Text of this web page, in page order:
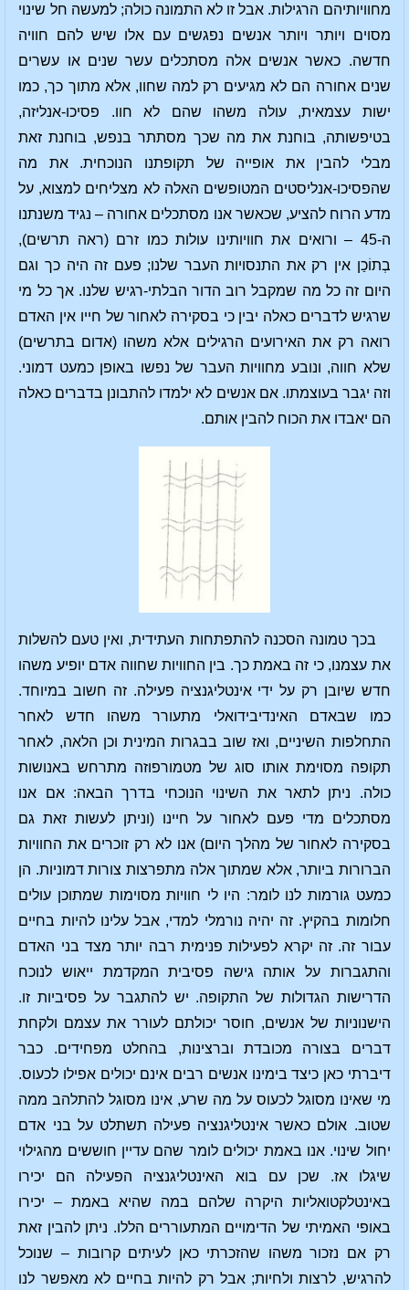
מחוויותיהם הרגילות. אבל זו לא התמונה כולה; למעשה חל שינוי
מסוים ויותר ויותר אנשים נפגשים עם אלו שיש להם חוויה
חדשה. כאשר אנשים אלה מסתכלים עשר שנים או עשרים
שנים אחורה הם לא מגיעים רק למה שחוו, אלא מתוך כך, כמו
ישות עצמאית, עולה משהו שהם לא חוו. פסיכו-אנליזה,
בטיפשותה, בוחנת את מה שכך מסתתר בנפש, בוחנת זאת
מבלי להבין את אופייה של תקופתנו הנוכחית. את מה
שהפסיכו-אנליסטים המטופשים האלה לא מצליחים למצוא, על
מדע הרוח להציע, שכאשר אנו מסתכלים אחורה – נגיד משנתנו
ה-45 – ורואים את חוויותינו עולות כמו זרם (ראה תרשים),
בְתוֹכַן אין רק את התנסויות העבר שלנו; פעם זה היה כך וגם
היום זה כל מה שמקבל רוב הדור הבלתי-רגיש שלנו. אך כל מי
שרגיש לדברים כאלה יבין כי בסקירה לאחור של חייו אין האדם
רואה רק את האירועים הרגילים אלא משהו (אדום בתרשים)
שלא חווה, ונובע מחוויות העבר של נפשו באופן כמעט דמוני.
וזה יגבר בעוצמתו. אם אנשים לא ילמדו להתבונן בדברים כאלה
הם יאבדו את הכוח להבין אותם.
בכך טמונה הסכנה להתפתחות העתידית, ואין טעם להשלות
את עצמנו, כי זה באמת כך. בין החוויות שחווה אדם יופיע משהו
חדש שיובן רק על ידי אינטליגנציה פעילה. זה חשוב במיוחד.
כמו שבאדם האינדיבידואלי מתעורר משהו חדש לאחר
התחלפות השיניים, ואז שוב בבגרות המינית וכן הלאה, לאחר
תקופה מסוימת אותו סוג של מטמורפוזה מתרחש באנושות
כולה. ניתן לתאר את השינוי הנוכחי בדרך הבאה: אם אנו
מסתכלים מדי פעם לאחור על חיינו (וניתן לעשות זאת גם
בסקירה לאחור של מהלך היום) אנו לא רק זוכרים את החוויות
הברורות ביותר, אלא שמתוך אלה מתפרצות צורות דמוניות. הן
כמעט גורמות לנו לומר: היו לי חוויות מסוימות שמתוכן עולים
חלומות בהקיץ. זה יהיה נורמלי למדי, אבל עלינו להיות בחיים
עבור זה. זה יקרא לפעילות פנימית רבה יותר מצד בני האדם
והתגברות על אותה גישה פסיבית המקדמת ייאוש לנוכח
הדרישות הגדולות של התקופה. יש להתגבר על פסיביות זו.
הישנוניות של אנשים, חוסר יכולתם לעורר את עצמם ולקחת
דברים בצורה מכובדת וברצינות, בהחלט מפחידים. כבר
דיברתי כאן כיצד בימינו אנשים רבים אינם יכולים אפילו לכעוס.
מי שאינו מסוגל לכעוס על מה שרע, אינו מסוגל להתלהב ממה
שטוב. אולם כאשר אינטליגנציה פעילה תשתלט על בני אדם
יחול שינוי. אנו באמת יכולים לומר שהם עדיין חוששים מהגילוי
שיגלו אז. שכן עם בוא האינטליגנציה הפעילה הם יכירו
באינטלקטואליות היקרה שלהם במה שהיא באמת – יכירו
באופי האמיתי של הדימויים המתעוררים הללו. ניתן להבין זאת
רק אם נזכור משהו שהזכרתי כאן לעיתים קרובות – שנוכל
להרגיש, לרצות ולחיות; אבל רק להיות בחיים לא מאפשר לנו